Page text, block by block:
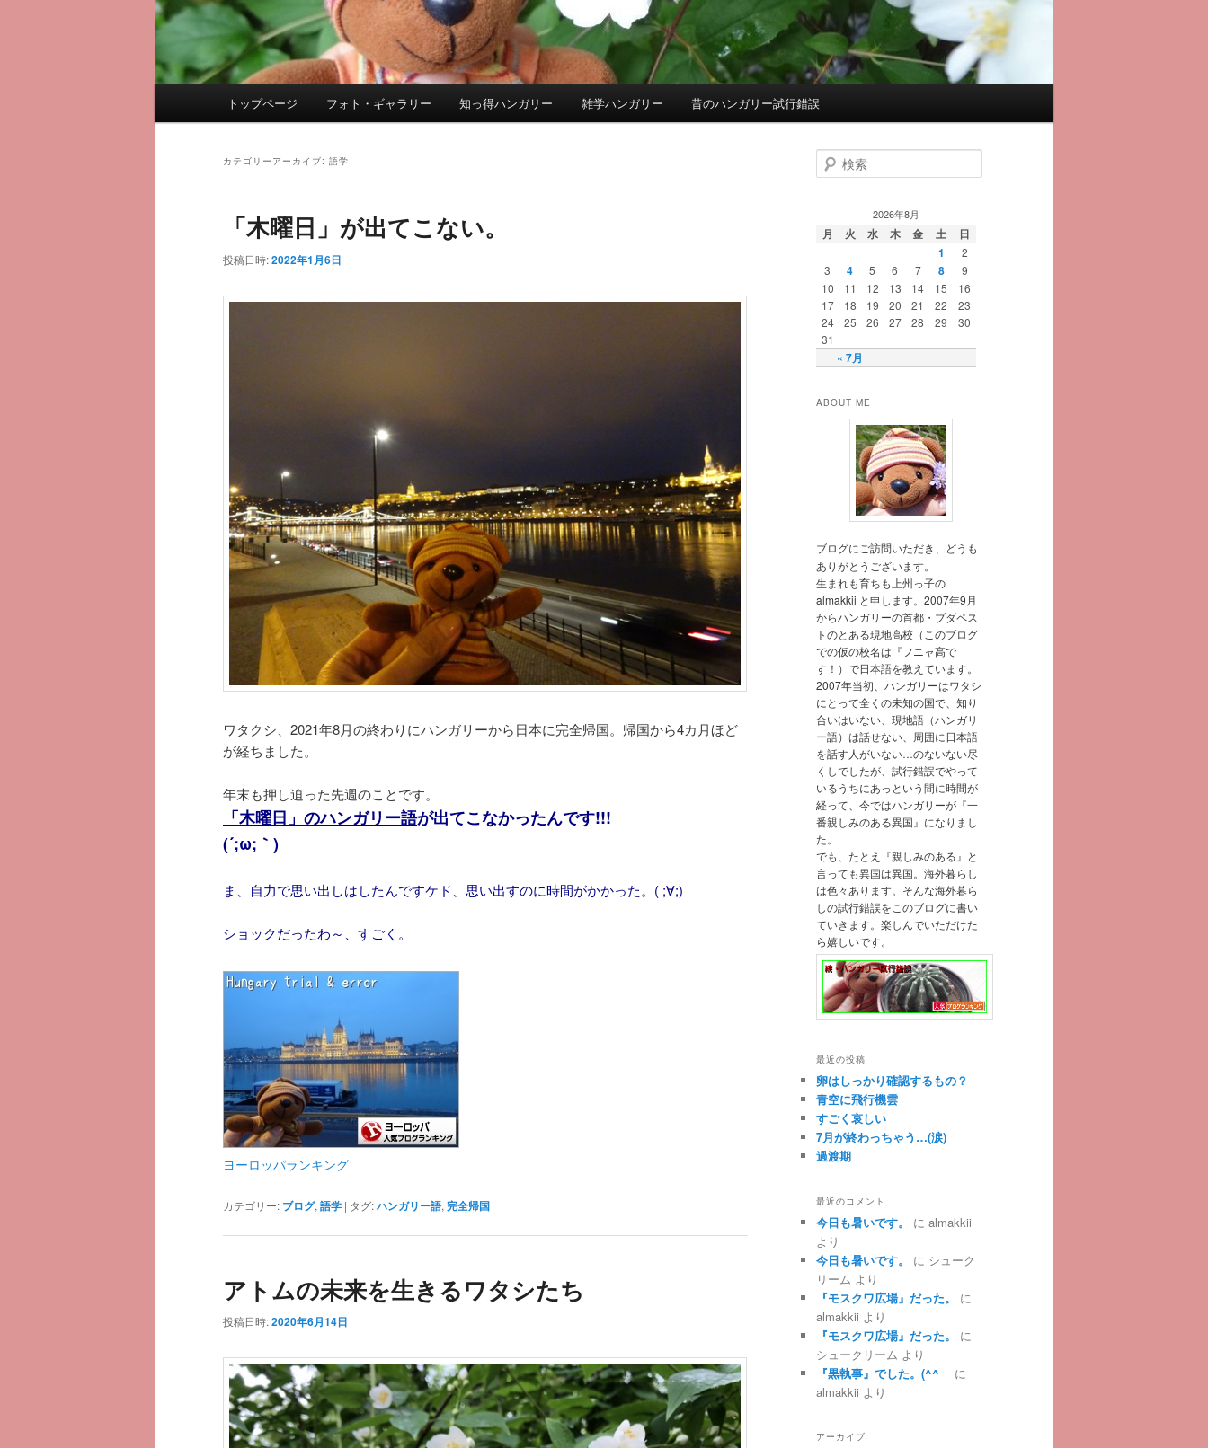
メ
コ
移
動
サ
ン
動
トップページ フォト・ギャラリー 知っ得ハンガリー 雑学ハンガリー 昔のハンガリー試行錯誤
カテゴリーアーカイブ: 語学
「木曜日」が出てこない。
投稿日時:2022年1月6日
ワタクシ、2021年8月の終わりにハンガリーから日本に完全帰国。帰国から4カ月ほど
が経ちました。
年末も押し迫った先週のことです。
「木曜日」のハンガリー語が出てこなかったんです!!!
(´;ω;｀)
ま、自力で思い出しはしたんですケド、思い出すのに時間がかかった。( ;∀;)
ショックだったわ～、すごく。
ヨーロッパランキング
カテゴリー: ブログ, 語学 | タグ:ハンガリー語, 完全帰国
アトムの未来を生きるワタシたち
投稿日時:2020年6月14日
検
索
2026年8月
月 火 水 木 金 土 日
« 7月
1
2
3
4 5 6 7 8
9
10
11 12 13 14 15
16
17
18 19 20 21 22
23
24
25 26 27 28 29
30
31
ABOUT ME
ブログにご訪問いただき、どうも
ありがとうございます。
生まれも育ちも上州っ子の
almakkii と申します。2007年9月
からハンガリーの首都・ブダペス
トのとある現地高校（このブログ
での仮の校名は『フニャ高で
す！）で日本語を教えています。
2007年当初、ハンガリーはワタシ
にとって全くの未知の国で、知り
合いはいない、現地語（ハンガリ
ー語）は話せない、周囲に日本語
を話す人がいない…のないない尽
くしでしたが、試行錯誤でやって
いるうちにあっという間に時間が
経って、今ではハンガリーが『一
番親しみのある異国』になりまし
た。
でも、たとえ『親しみのある』と
言っても異国は異国。海外暮らし
は色々あります。そんな海外暮ら
しの試行錯誤をこのブログに書い
ていきます。楽しんでいただけた
ら嬉しいです。
最近の投稿
卵はしっかり確認するもの？
青空に飛行機雲
すごく哀しい
7月が終わっちゃう…(涙)
過渡期
最近のコメント
今日も暑いです。 に almakkii
より
今日も暑いです。
に シューク
リーム より
『モスクワ広場』だった。
に
almakkii より
『モスクワ広場』だった。
に
シュークリーム より
『黒執事』でした。(^^ゞ
に
almakkii より
アーカイブ